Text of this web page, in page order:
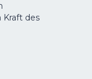
Kraft des